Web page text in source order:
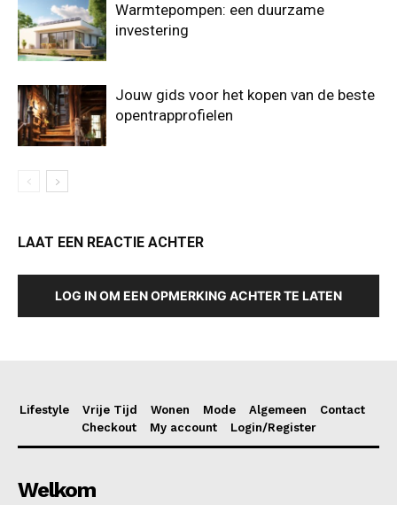
Warmtepompen: een duurzame
investering
Jouw gids voor het kopen van de beste
opentrapprofielen
LAAT EEN REACTIE ACHTER
LOG IN OM EEN OPMERKING ACHTER TE LATEN
Lifestyle Vrije Tijd Wonen Mode Algemeen
Contact
Checkout
My account Login/Register
Welkom